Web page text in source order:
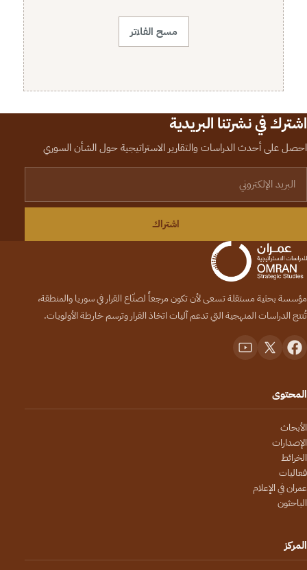
مسح الفلاتر
اشترك في نشرتنا البريدية
احصل على أحدث الدراسات والتقارير الاستراتيجية حول الشأن السوري
اشتراك
مؤسسة بحثية مستقلة تسعى لأن تكون مرجعاً لصنّاع القرار في سوريا والمنطقة،
تُنتج الدراسات المنهجية التي تدعم آليات اتخاذ القرار وترسم خارطة الأولويات.
المحتوى
الأبحاث
الإصدارات
الخرائط
فعاليات
عمران في الإعلام
الباحثون
المركز